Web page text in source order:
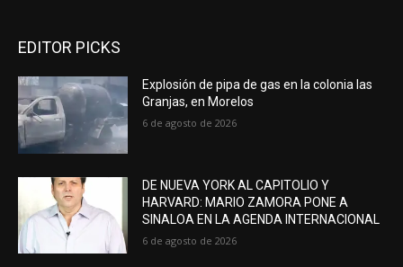
EDITOR PICKS
Explosión de pipa de gas en la colonia las
Granjas, en Morelos
6 de agosto de 2026
DE NUEVA YORK AL CAPITOLIO Y
HARVARD: MARIO ZAMORA PONE A
SINALOA EN LA AGENDA INTERNACIONAL
6 de agosto de 2026